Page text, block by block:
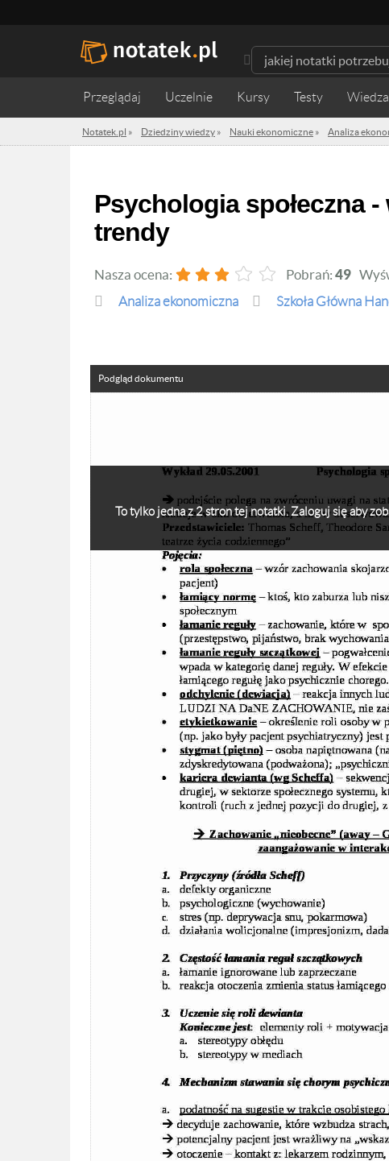
Przeglądaj Uczelnie Kursy Testy Wiedza
Notatek.pl » Dziedziny wiedzy » Nauki ekonomiczne » Analiza
Psychologia społeczna - wykład - Psychologia kliniczna -
trendy
Nasza ocena: Pobrań: 49
Analiza ekonomiczna Szkoła Główna
To tylko jedna z 2 stron tej notatki. Zaloguj się aby
Podgląd dokumentu